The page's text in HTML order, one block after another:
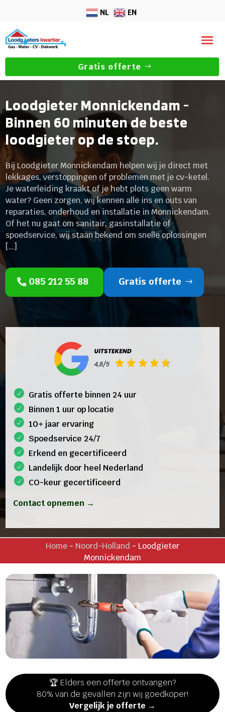
NL EN
Gratis offerte
Loodgieter Monnickendam -
Binnen 60 minuten de beste
loodgieter op de stoep.
Bij Loodgieter Monnickendam helpen wij je direct met
lekkages, verstoppingen of problemen met je cv-ketel.
Je waterleiding kraakt of je hebt plots geen warm
water? Geen zorgen, wij kennen alle ins en outs van
reparaties, onderhoud en installatie in Monnickendam.
Of het nu gaat om sanitair, gasinstallatie of
spoedservice, wij staan bekend om snelle oplossingen
[…]
085 212 55 88 Gratis offerte
Gratis offerte binnen 24 uur
Binnen 1 uur op locatie
10+ jaar ervaring
Spoedservice 24/7
Erkend en gecertificeerd
Landelijk door heel Nederland
CO-keur gecertificeerd
Contact opnemen →
Home- Noord-Holland - Loodgieter
Monnickendam
🏆 Elders een offerte ontvangen?
80% van de gevallen zijn wij goedkoper!
Vergelijk je offerte →